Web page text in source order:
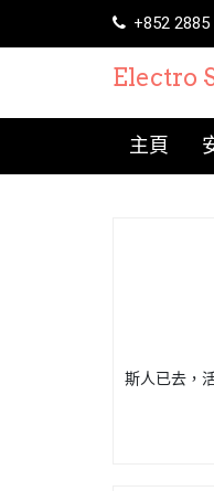
+852 2885
Electro
主頁
斯人已去，